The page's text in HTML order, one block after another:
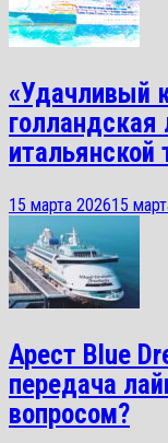
«Удачливый
голландская
итальянской
15 марта 202615
Арест Blue
передача
вопросом?